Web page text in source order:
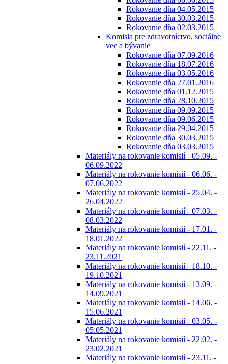
Rokovanie dňa 04.05.2015
Rokovanie dňa 30.03.2015
Rokovanie dňa 02.03.2015
Komisia pre zdravotníctvo, sociálne
vec a bývanie
Rokovanie dňa 07.09.2016
Rokovanie dňa 18.07.2016
Rokovanie dňa 03.05.2016
Rokovanie dňa 27.01.2016
Rokovanie dňa 01.12.2015
Rokovanie dňa 28.10.2015
Rokovanie dňa 09.09.2015
Rokovanie dňa 09.06.2015
Rokovanie dňa 29.04.2015
Rokovanie dňa 30.03.2015
Rokovanie dňa 03.03.2015
Materiály na rokovanie komisií - 05.09. -
06.09.2022
Materiály na rokovanie komisií - 06.06. -
07.06.2022
Materiály na rokovanie komisií - 25.04. -
26.04.2022
Materiály na rokovanie komisií - 07.03. -
08.03.2022
Materiály na rokovanie komisií - 17.01. -
18.01.2022
Materiály na rokovanie komisií - 22.11. -
23.11.2021
Materiály na rokovanie komisií - 18.10. -
19.10.2021
Materiály na rokovanie komisií - 13.09. -
14.09.2021
Materiály na rokovanie komisií - 14.06. -
15.06.2021
Materiály na rokovanie komisií - 03.05. -
05.05.2021
Materiály na rokovanie komisií - 22.02. -
23.02.2021
Materiály na rokovanie komisií - 23.11. -